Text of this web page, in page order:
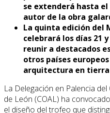
se extenderá hasta el
autor de la obra
La quinta edición del
celebrará los días 21
reunir a destacados
otros países
arquitectura en tierra
La Delegación en Palencia
de León (COAL) ha
el diseño del trofeo que